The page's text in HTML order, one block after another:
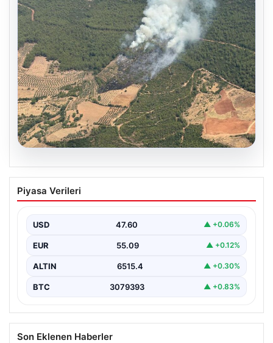
Muğla Yatağan’da orman yangını
Piyasa Verileri
USD 47.60 ▲ +0.06%
EUR 55.09 ▲ +0.12%
ALTIN 6515.4 ▲ +0.30%
BTC 3079393 ▲ +0.83%
Son Eklenen Haberler